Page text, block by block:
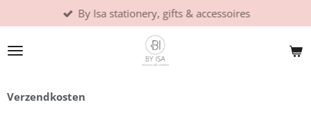
direct
naar
de
By Isa stationery, gifts & accessoires
Verzendkosten